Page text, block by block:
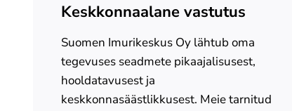
Keskkonnaalane vastutus
Suomen Imurikeskus Oy lähtub oma
tegevuses seadmete pikaajalisusest,
hooldatavusest ja
keskkonnasäästlikkusest. Meie tarnitud